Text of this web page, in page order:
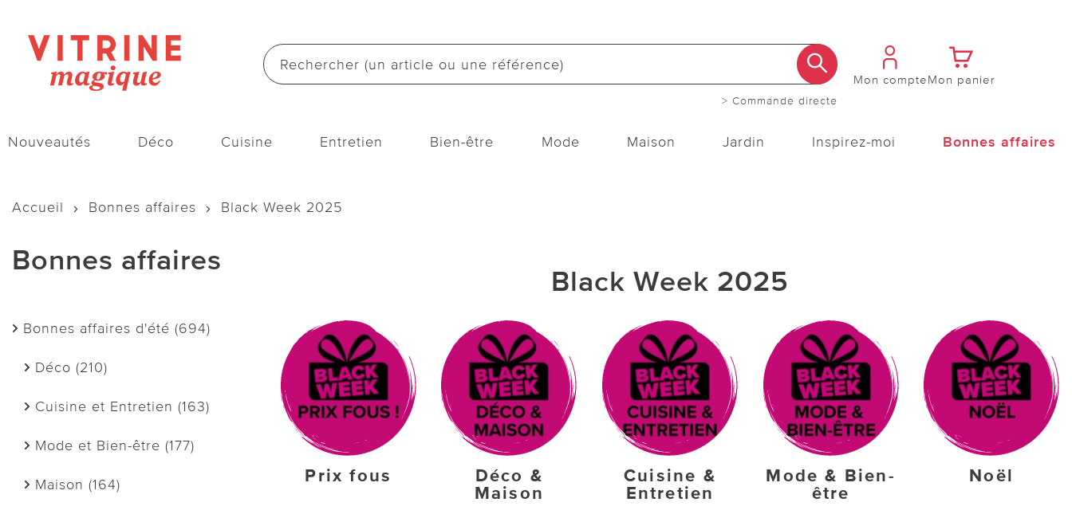
> Commande directe
Mon compteMon panier
Nouveautés Déco Cuisine Entretien Bien-être Mode Maison Jardin Inspirez-moi Bonnes affaires
Accueil Bonnes affaires Black Week 2025
Bonnes affaires
Bonnes affaires d'été (694)
Déco (210)
Cuisine et Entretien (163)
Mode et Bien-être (177)
Maison (164)
Black Week 2025
Prix fous
Déco &
Maison
Cuisine &
Entretien
Mode & Bien-
être
Noël